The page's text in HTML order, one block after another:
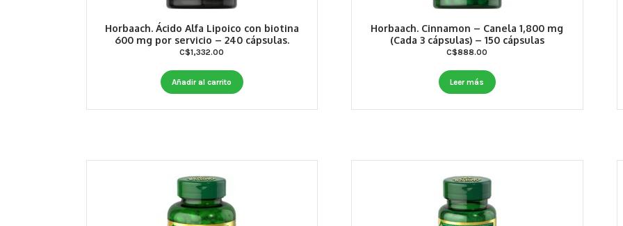
Horbaach. Ácido Alfa Lipoico con biotina
600 mg por servicio – 240 cápsulas.
C$1,332.00
Añadir al carrito
Horbaach. Cinnamon – Canela 1,800 mg
(Cada 3 cápsulas) – 150 cápsulas
C$888.00
Leer más